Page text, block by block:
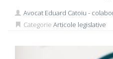
Avocat Eduard Catoiu -
Categorie Articole legislative